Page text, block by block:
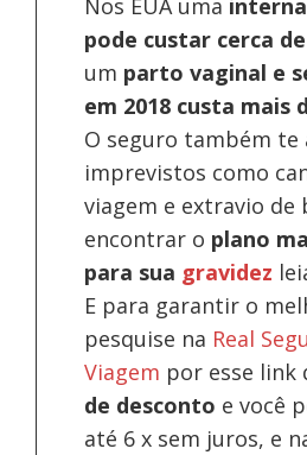
Nos EUA uma
pode custar cerca
um parto vaginal e
em 2018 custa mais
O seguro também te
imprevistos como
viagem e extravio de
encontrar o plano
para sua gravidez
E para garantir o
pesquise na Real
Viagem por esse link
de desconto e você
até 6 x sem juros, e